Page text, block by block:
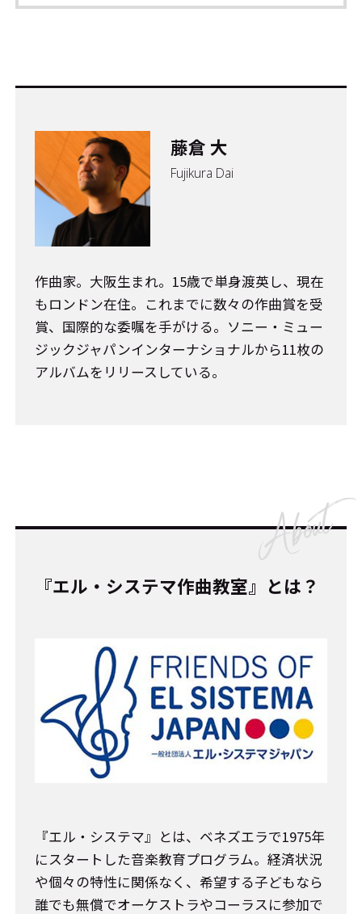
藤倉 大
Fujikura Dai
作曲家。大阪生まれ。15歳で単身渡英し、現在
もロンドン在住。これまでに数々の作曲賞を受
賞、国際的な委嘱を手がける。ソニー・ミュー
ジックジャパンインターナショナルから11枚の
アルバムをリリースしている。
『エル・システマ作曲教室』とは？
『エル・システマ』とは、ベネズエラで1975年
にスタートした音楽教育プログラム。経済状況
や個々の特性に関係なく、希望する子どもなら
誰でも無償でオーケストラやコーラスに参加で